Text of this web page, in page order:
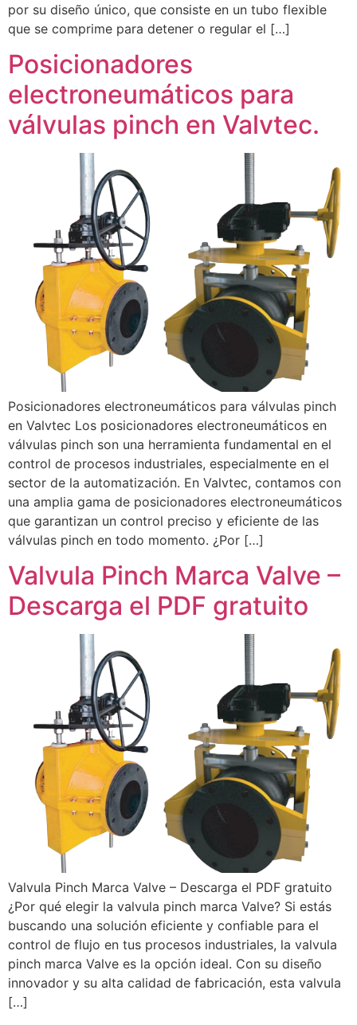
por su diseño único, que consiste en un tubo flexible
que se comprime para detener o regular el […]
Posicionadores
electroneumáticos para
válvulas pinch en Valvtec.
Posicionadores electroneumáticos para válvulas pinch
en Valvtec Los posicionadores electroneumáticos en
válvulas pinch son una herramienta fundamental en el
control de procesos industriales, especialmente en el
sector de la automatización. En Valvtec, contamos con
una amplia gama de posicionadores electroneumáticos
que garantizan un control preciso y eficiente de las
válvulas pinch en todo momento. ¿Por […]
Valvula Pinch Marca Valve –
Descarga el PDF gratuito
Valvula Pinch Marca Valve – Descarga el PDF gratuito
¿Por qué elegir la valvula pinch marca Valve? Si estás
buscando una solución eficiente y confiable para el
control de flujo en tus procesos industriales, la valvula
pinch marca Valve es la opción ideal. Con su diseño
innovador y su alta calidad de fabricación, esta valvula
[…]